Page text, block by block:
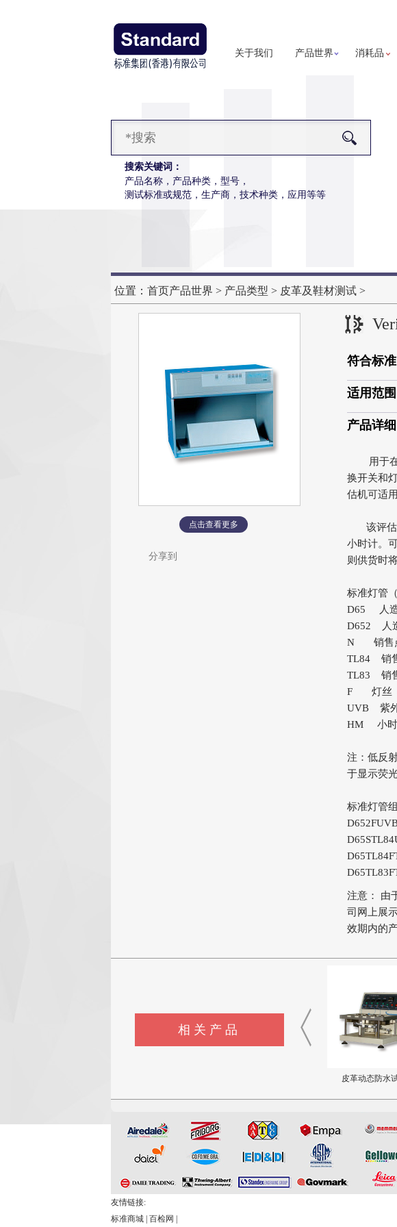
关于我们 产品世界 消耗品
搜索关键词：
产品名称，产品种类，型号，
测试标准或规范，生产商，技术种类，应用等等
位置： 首页产品世界 > 产品类型 > 皮革及鞋材测试 >
点击查看更多
分享到
符合标准
适用范围
产品详细
用于在
换开关和
估机可适
该评估
小时计。
则供货时
标准灯管
D65 人造
D652 人
N 销售点
TL84 销
TL83 销
F 灯丝（
UVB 紫
HM 小时
注：低反
于显示荧
标准灯管
注意： 由
司网上展
效期内的
相关产品
皮革动态防水
友情链接:
标准商城 百检网